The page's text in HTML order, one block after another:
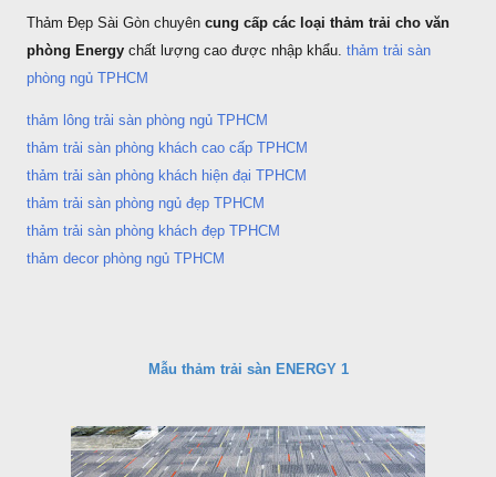
Thảm Đẹp Sài Gòn chuyên cung cấp các loại thảm trải cho văn
phòng Energy chất lượng cao được nhập khẩu. thảm trải sàn
phòng ngủ TPHCM
thảm lông trải sàn phòng ngủ TPHCM
thảm trải sàn phòng khách cao cấp TPHCM
thảm trải sàn phòng khách hiện đại TPHCM
thảm trải sàn phòng ngủ đẹp TPHCM
thảm trải sàn phòng khách đẹp TPHCM
thảm decor phòng ngủ TPHCM
Mẫu thảm trải sàn ENERGY 1